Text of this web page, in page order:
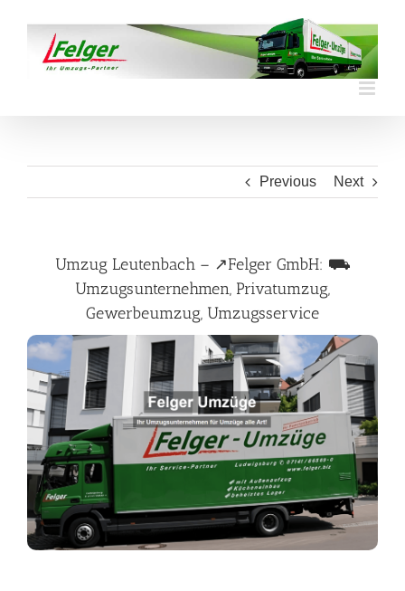
content
Previous Next
Umzug Leutenbach – ↗️Felger GmbH: ⛟
Umzugsunternehmen, Privatumzug,
Gewerbeumzug, Umzugsservice